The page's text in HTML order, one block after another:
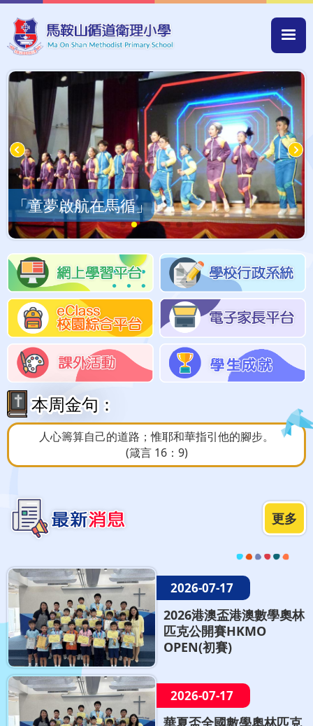
移至主內容
「童夢啟航在馬循」
本周金句：
人心籌算自己的道路；惟耶和華指引他的腳步。
(箴言 16：9)
更多
2026-07-17
2026港澳盃港澳數學奧林
匹克公開賽HKMO
OPEN(初賽)
2026-07-17